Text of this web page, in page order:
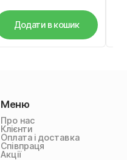
Додати в кошик
Меню
Про нас
Клієнти
Оплата і доставка
Співпраця
Акції